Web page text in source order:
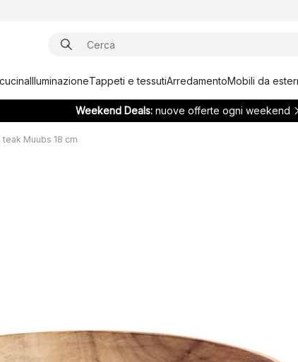
IlluminazioneTappeti e tessutiArredamentoMobili da
Weekend Deals: nuove offerte ogni weekend
teak Muubs 18 cm